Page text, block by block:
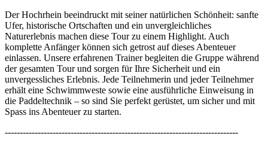
Der Hochrhein beeindruckt mit seiner natürlichen Schönheit: sanfte
Ufer, historische Ortschaften und ein unvergleichliches
Naturerlebnis machen diese Tour zu einem Highlight. Auch
komplette Anfänger können sich getrost auf dieses Abenteuer
einlassen. Unsere erfahrenen Trainer begleiten die Gruppe während
der gesamten Tour und sorgen für Ihre Sicherheit und ein
unvergessliches Erlebnis. Jede Teilnehmerin und jeder Teilnehmer
erhält eine Schwimmweste sowie eine ausführliche Einweisung in
die Paddeltechnik – so sind Sie perfekt gerüstet, um sicher und mit
Spass ins Abenteuer zu starten.
------------------------------------------------------------------------------